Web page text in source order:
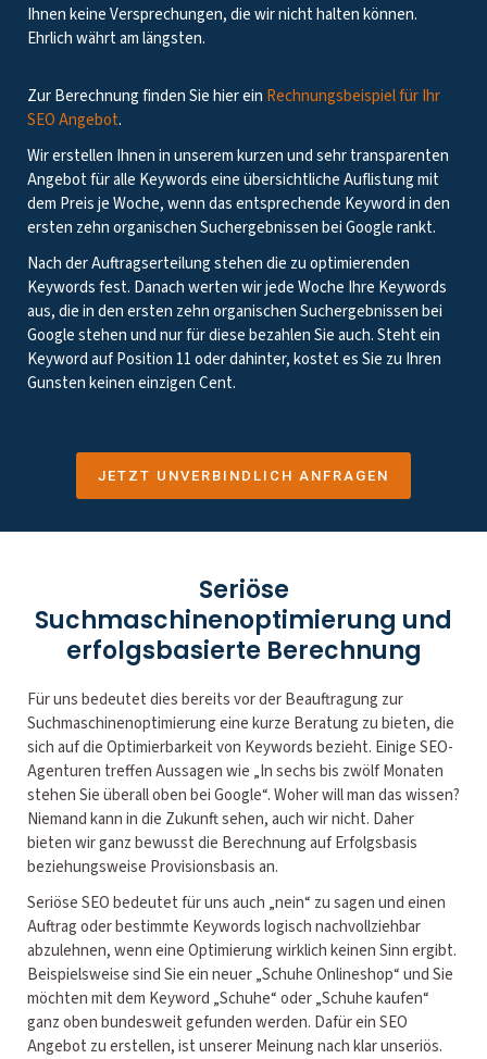
Ihnen keine Versprechungen, die wir nicht halten können.
Ehrlich währt am längsten.
Zur Berechnung finden Sie hier ein Rechnungsbeispiel für Ihr
SEO Angebot.
Wir erstellen Ihnen in unserem kurzen und sehr transparenten
Angebot für alle Keywords eine übersichtliche Auflistung mit
dem Preis je Woche, wenn das entsprechende Keyword in den
ersten zehn organischen Suchergebnissen bei Google rankt.
Nach der Auftragserteilung stehen die zu optimierenden
Keywords fest. Danach werten wir jede Woche Ihre Keywords
aus, die in den ersten zehn organischen Suchergebnissen bei
Google stehen und nur für diese bezahlen Sie auch. Steht ein
Keyword auf Position 11 oder dahinter, kostet es Sie zu Ihren
Gunsten keinen einzigen Cent.
JETZT UNVERBINDLICH ANFRAGEN
Seriöse
Suchmaschinenoptimierung und
erfolgsbasierte Berechnung
Für uns bedeutet dies bereits vor der Beauftragung zur
Suchmaschinenoptimierung eine kurze Beratung zu bieten, die
sich auf die Optimierbarkeit von Keywords bezieht. Einige SEO-
Agenturen treffen Aussagen wie „In sechs bis zwölf Monaten
stehen Sie überall oben bei Google“. Woher will man das wissen?
Niemand kann in die Zukunft sehen, auch wir nicht. Daher
bieten wir ganz bewusst die Berechnung auf Erfolgsbasis
beziehungsweise Provisionsbasis an.
Seriöse SEO bedeutet für uns auch „nein“ zu sagen und einen
Auftrag oder bestimmte Keywords logisch nachvollziehbar
abzulehnen, wenn eine Optimierung wirklich keinen Sinn ergibt.
Beispielsweise sind Sie ein neuer „Schuhe Onlineshop“ und Sie
möchten mit dem Keyword „Schuhe“ oder „Schuhe kaufen“
ganz oben bundesweit gefunden werden. Dafür ein SEO
Angebot zu erstellen, ist unserer Meinung nach klar unseriös.